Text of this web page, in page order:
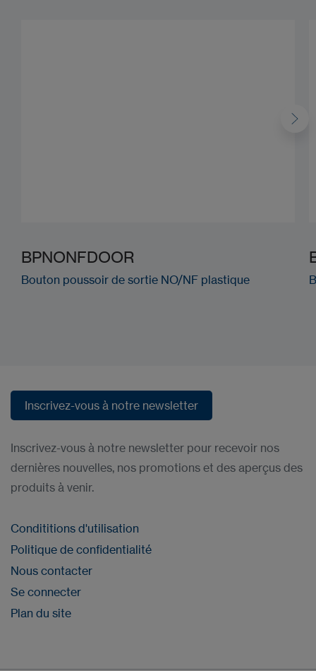
BPNONFDOOR
Bouton poussoir de sortie NO/NF plastique
Inscrivez-vous à notre newsletter
Inscrivez-vous à notre newsletter pour recevoir nos
dernières nouvelles, nos promotions et des aperçus des
produits à venir.
Condititions d'utilisation
Politique de confidentialité
Nous contacter
Se connecter
Plan du site